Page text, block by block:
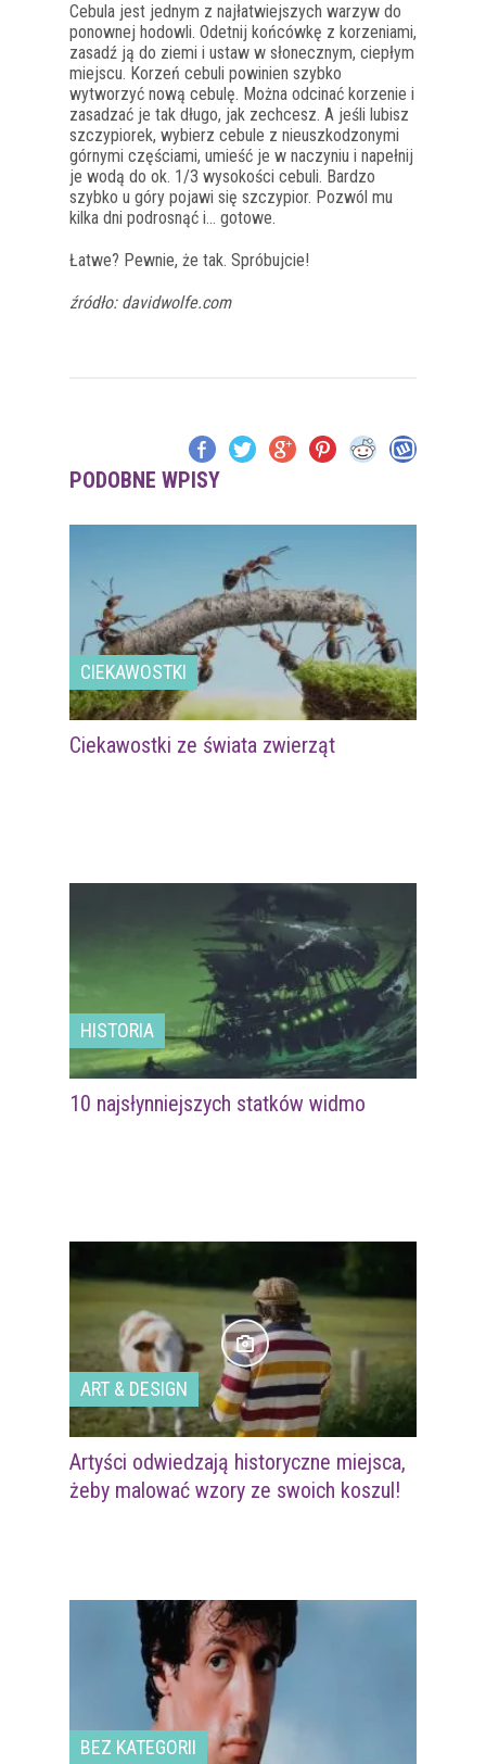
Cebula jest jednym z najłatwiejszych warzyw do
ponownej hodowli. Odetnij końcówkę z korzeniami,
zasadź ją do ziemi i ustaw w słonecznym, ciepłym
miejscu. Korzeń cebuli powinien szybko
wytworzyć nową cebulę. Można odcinać korzenie i
zasadzać je tak długo, jak zechcesz. A jeśli lubisz
szczypiorek, wybierz cebule z nieuszkodzonymi
górnymi częściami, umieść je w naczyniu i napełnij
je wodą do ok. 1/3 wysokości cebuli. Bardzo
szybko u góry pojawi się szczypior. Pozwól mu
kilka dni podrosnąć i… gotowe.
Łatwe? Pewnie, że tak. Spróbujcie!
źródło: davidwolfe.com
PODOBNE WPISY
CIEKAWOSTKI
Ciekawostki ze świata zwierząt
HISTORIA
10 najsłynniejszych statków widmo
ART & DESIGN
Artyści odwiedzają historyczne miejsca,
żeby malować wzory ze swoich koszul!
BEZ KATEGORII